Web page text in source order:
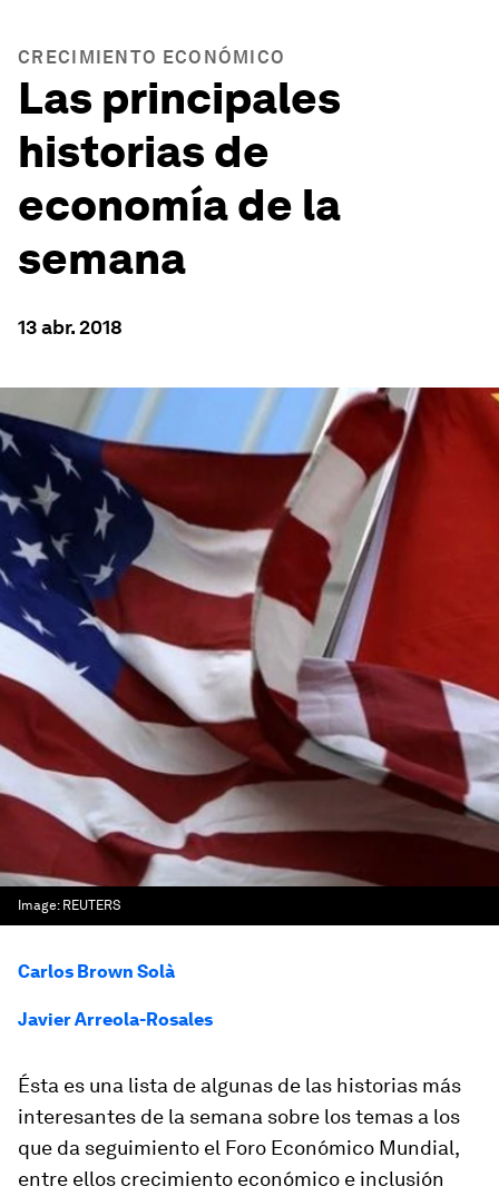
CRECIMIENTO ECONÓMICO
Las principales
historias de
economía de la
semana
13 abr. 2018
Image: REUTERS
Carlos Brown Solà
Javier Arreola-Rosales
Ésta es una lista de algunas de las historias más
interesantes de la semana sobre los temas a los
que da seguimiento el Foro Económico Mundial,
entre ellos crecimiento económico e inclusión